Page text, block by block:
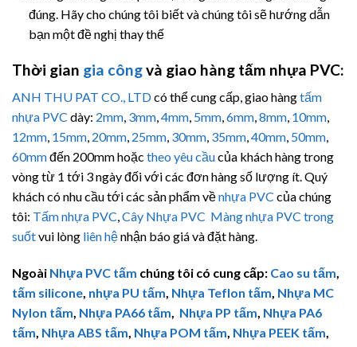
đúng. Hãy cho chúng tôi biết và chúng tôi sẽ hướng dẫn
bạn một đề nghị thay thế
Thời gian gia côngvà giao hàng tấm nhựa PVC:
ANH THU PAT CO., LTDcó thể cung cấp, giao hàngtấm
nhựa PVC dày: 2mm, 3mm,4mm, 5mm,6mm,8mm, 10mm,
12mm, 15mm, 20mm, 25mm, 30mm, 35mm,40mm, 50mm,
60mmđến 200mm hoặc theo yêu cầucủa khách hàng trong
vòng từ 1 tới 3 ngày đối với các đơn hàng số lượng ít. Quý
khách có nhu cầu tới các sản phẩm vềnhựa PVC của chúng
tôi: Tấm nhựa PVC,Cây Nhựa PVC Màng nhựa PVC trong
suốtvui lòng liên hệnhận báo giá và đặt hàng.
Ngoài Nhựa PVC tấm chúng tôi có cung cấp: Cao su tấm,
tấm silicone, nhựa PU tấm, Nhựa Teflon tấm, Nhựa MC
Nylon tấm, Nhựa PA66 tấm, Nhựa PP tấm, Nhựa PA6
tấm, Nhựa ABS tấm, Nhựa POM tấm, Nhựa PEEK tấm,